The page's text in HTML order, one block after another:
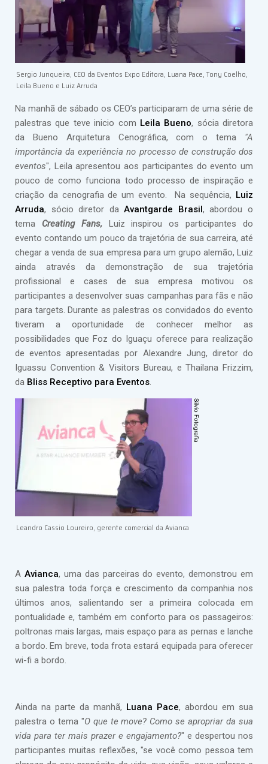
Sergio Junqueira, CEO da Eventos Expo Editora, Luana Pace, Tony Coelho,
Leila Bueno e Luiz Arruda
Na manhã de sábado os CEO’s participaram de uma série de
palestras que teve inicio com Leila Bueno, sócia diretora
da Bueno Arquitetura Cenográfica, com o tema "A
importância da experiência no processo de construção dos
eventos", Leila apresentou aos participantes do evento um
pouco de como funciona todo processo de inspiração e
criação da cenografia de um evento. Na sequência, Luiz
Arruda, sócio diretor daAvantgarde Brasil, abordou o
tema Creating Fans, Luiz inspirou os participantes do
evento contando um pouco da trajetória de sua carreira, até
chegar a venda de sua empresa para um grupo alemão, Luiz
ainda através da demonstração de sua trajetória
profissional e cases de sua empresa motivou os
participantes a desenvolver suas campanhas para fãs e não
para targets. Durante as palestras os convidados do evento
tiveram a oportunidade de conhecer melhor as
possibilidades que Foz do Iguaçu oferece para realização
de eventos apresentadas por Alexandre Jung, diretor do
Iguassu Convention & Visitors Bureau, e Thailana Frizzim,
da Bliss Receptivo para Eventos.
Leandro Cassio Loureiro, gerente comercial da Avianca
A Avianca, uma das parceiras do evento, demonstrou em
sua palestra toda força e crescimento da companhia nos
últimos anos, salientando ser a primeira colocada em
pontualidade e, também em conforto para os passageiros:
poltronas mais largas, mais espaço para as pernas e lanche
a bordo. Em breve, toda frota estará equipada para oferecer
wi-fi a bordo.
Ainda na parte da manhã, Luana Pace, abordou em sua
palestra o tema "O que te move? Como se apropriar da sua
vida para ter mais prazer e engajamento?" e despertou nos
participantes muitas reflexões, "se você como pessoa tem